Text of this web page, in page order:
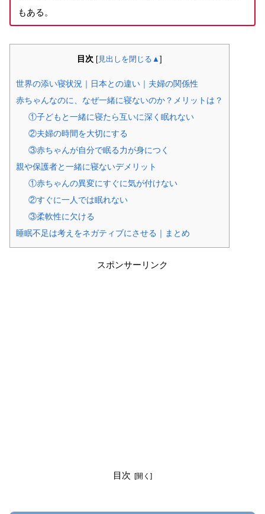
もある。
目次 [見出しを閉じる▲ ]
世界の添い寝状況｜日本との違い｜夫婦の関係性
赤ちゃんなのに、なぜ一緒に寝ないのか？メリットは？
①子どもと一緒に寝たら互いに深く眠れない
②夫婦の時間を大切にする
③赤ちゃんが自分で眠る力が身につく
親や保護者と一緒に寝ないデメリット
①赤ちゃんの異変にすぐに気が付けない
②すぐに一人では眠れない
③柔軟性に欠ける
睡眠不足は考えをネガティブにさせる｜まとめ
スポンサーリンク
目次